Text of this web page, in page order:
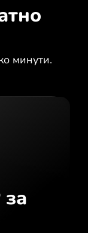
минути.